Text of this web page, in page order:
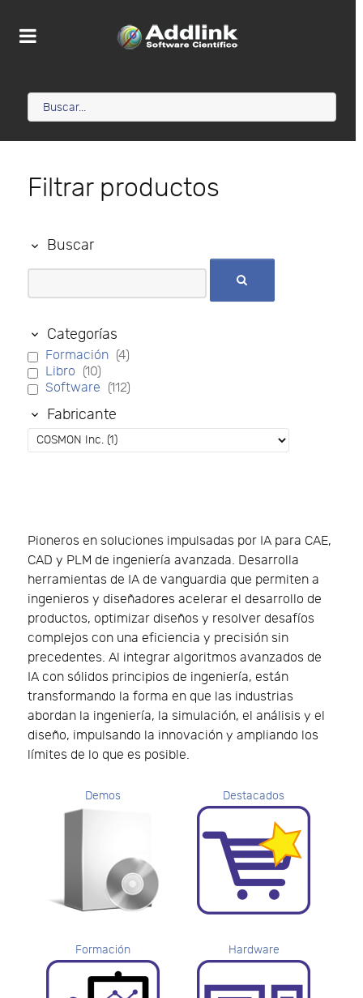
Filtrar productos
Buscar
Categorías
Formación (4)
Libro (10)
Software (112)
Fabricante
Pioneros en soluciones impulsadas por IA para CAE,
CAD y PLM de ingeniería avanzada. Desarrolla
herramientas de IA de vanguardia que permiten a
ingenieros y diseñadores acelerar el desarrollo de
productos, optimizar diseños y resolver desafíos
complejos con una eficiencia y precisión sin
precedentes. Al integrar algoritmos avanzados de
IA con sólidos principios de ingeniería, están
transformando la forma en que las industrias
abordan la ingeniería, la simulación, el análisis y el
diseño, impulsando la innovación y ampliando los
límites de lo que es posible.
Demos Destacados
Formación Hardware